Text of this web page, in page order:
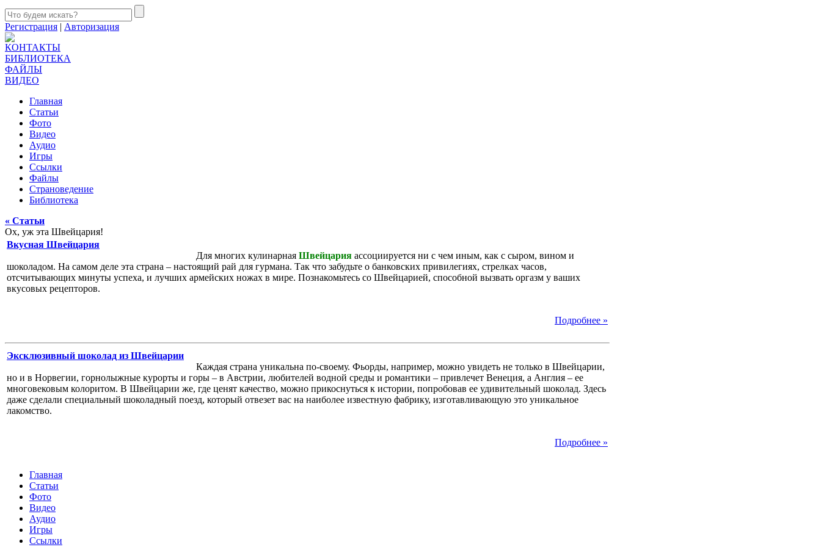
Регистрация | Авторизация
КОНТАКТЫ
БИБЛИОТЕКА
ФАЙЛЫ
ВИДЕО
Главная
Статьи
Фото
Видео
Аудио
Игры
Ссылки
Файлы
Страноведение
Библиотека
« Статьи
Ох, уж эта Швейцария!
Вкусная Швейцария
Для многих кулинарная Швейцария ассоциируется ни с чем иным, как с сыром, вином и
шоколадом. На самом деле эта страна – настоящий рай для гурмана. Так что забудьте о банковских привилегиях, стрелках часов,
отсчитывающих минуты успеха, и лучших армейских ножах в мире. Познакомьтесь со Швейцарией, способной вызвать оргазм у ваших
вкусовых рецепторов.
Подробнее »
Эксклюзивный шоколад из Швейцарии
Каждая страна уникальна по-своему. Фьорды, например, можно увидеть не только в Швейцарии,
но и в Норвегии, горнолыжные курорты и горы – в Австрии, любителей водной среды и романтики – привлечет Венеция, а Англия – ее
многовековым колоритом. В Швейцарии же, где ценят качество, можно прикоснуться к истории, попробовав ее удивительный шоколад. Здесь
даже сделали специальный шоколадный поезд, который отвезет вас на наиболее известную фабрику, изготавливающую это уникальное
лакомство.
Подробнее »
Главная
Статьи
Фото
Видео
Аудио
Игры
Ссылки